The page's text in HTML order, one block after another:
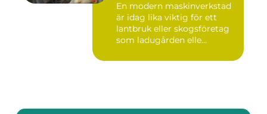
En modern maskinverkstad
är idag lika viktig för ett
lantbruk eller skogsföretag
som ladugården elle...